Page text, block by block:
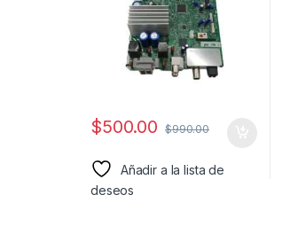
$500.00 $990.00
Añadir a la lista de
deseos